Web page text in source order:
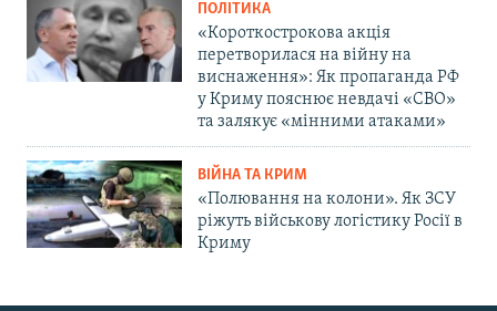
ПОЛІТИКА
«Короткострокова акція
перетворилася на війну на
виснаження»: Як пропаганда РФ
у Криму пояснює невдачі «СВО»
та залякує «мінними атаками»
ВІЙНА ТА КРИМ
«Полювання на колони». Як ЗСУ
ріжуть військову логістику Росії в
Криму